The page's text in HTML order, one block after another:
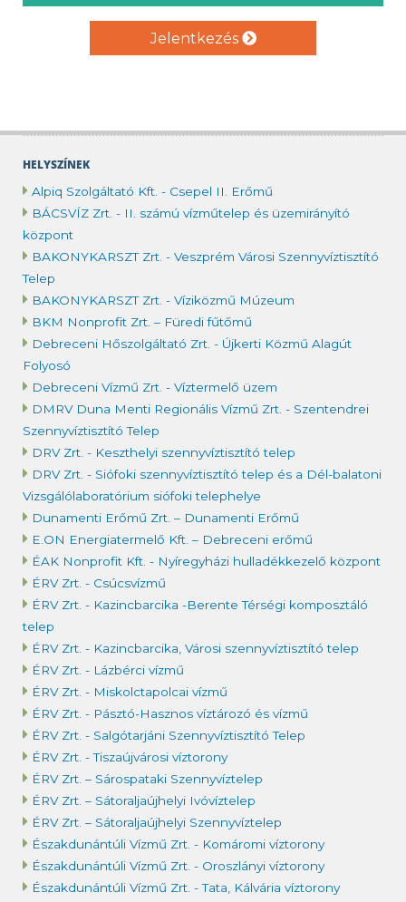
HELYSZÍNEK
Alpiq Szolgáltató Kft. - Csepel II. Erőmű
BÁCSVÍZ Zrt. - II. számú vízműtelep és üzemirányító
központ
BAKONYKARSZT Zrt. - Veszprém Városi Szennyvíztisztító
Telep
BAKONYKARSZT Zrt. - Víziközmű Múzeum
BKM Nonprofit Zrt. – Füredi fűtőmű
Debreceni Hőszolgáltató Zrt. - Újkerti Közmű Alagút
Folyosó
Debreceni Vízmű Zrt. - Víztermelő üzem
DMRV Duna Menti Regionális Vízmű Zrt. - Szentendrei
Szennyvíztisztító Telep
DRV Zrt. - Keszthelyi szennyvíztisztító telep
DRV Zrt. - Siófoki szennyvíztisztító telep és a Dél-balatoni
Vizsgálólaboratórium siófoki telephelye
Dunamenti Erőmű Zrt. – Dunamenti Erőmű
E.ON Energiatermelő Kft. – Debreceni erőmű
ÉAK Nonprofit Kft. - Nyíregyházi hulladékkezelő központ
ÉRV Zrt. - Csúcsvízmű
ÉRV Zrt. - Kazincbarcika -Berente Térségi komposztáló
telep
ÉRV Zrt. - Kazincbarcika, Városi szennyvíztisztító telep
ÉRV Zrt. - Lázbérci vízmű
ÉRV Zrt. - Miskolctapolcai vízmű
ÉRV Zrt. - Pásztó-Hasznos víztározó és vízmű
ÉRV Zrt. - Salgótarjáni Szennyvíztisztító Telep
ÉRV Zrt. - Tiszaújvárosi víztorony
ÉRV Zrt. – Sárospataki Szennyvíztelep
ÉRV Zrt. – Sátoraljaújhelyi Ivóvíztelep
ÉRV Zrt. – Sátoraljaújhelyi Szennyvíztelep
Északdunántúli Vízmű Zrt. - Komáromi víztorony
Északdunántúli Vízmű Zrt. - Oroszlányi víztorony
Északdunántúli Vízmű Zrt. - Tata, Kálvária víztorony
Jelentkezés